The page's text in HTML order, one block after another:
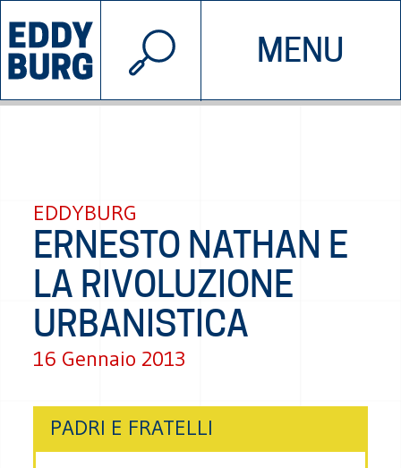
MENU
INIZIATIVE CHI SIAMO
© 2026 EDDYBURG
EDDYBURG
ERNESTO NATHAN E
LA RIVOLUZIONE
URBANISTICA
16 Gennaio 2013
PADRI E FRATELLI